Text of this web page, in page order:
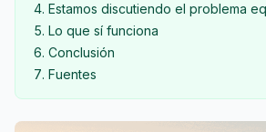
Estamos discutiendo el problema
Lo que sí funciona
Conclusión
Fuentes